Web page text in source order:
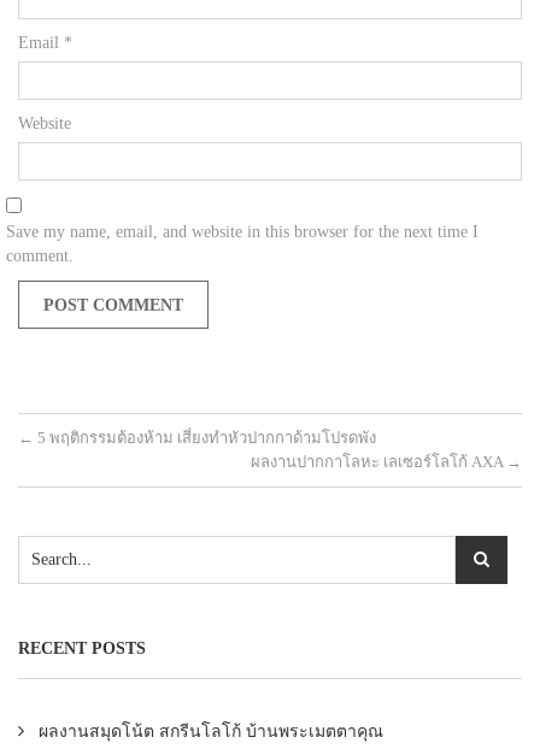
Email *
Website
Save my name, email, and website in this browser for the next time I
comment.
← 5 พฤติกรรมต้องห้าม เสี่ยงทำหัวปากกาด้ามโปรดพัง
ผลงานปากกาโลหะ เลเซอร์โลโก้ AXA →
RECENT POSTS
ผลงานสมุดโน้ต สกรีนโลโก้ บ้านพระเมตตาคุณ